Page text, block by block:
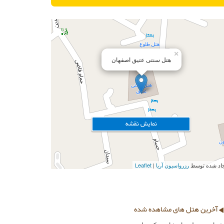
هتل سنتی عتیق اصفهان
×
Leaflet شده توسط رزرواسیون آریا
نمایش نقشه
آخرین هتل های مشاهده شده